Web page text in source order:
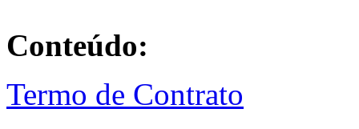
Conteúdo:
Termo de Contrato